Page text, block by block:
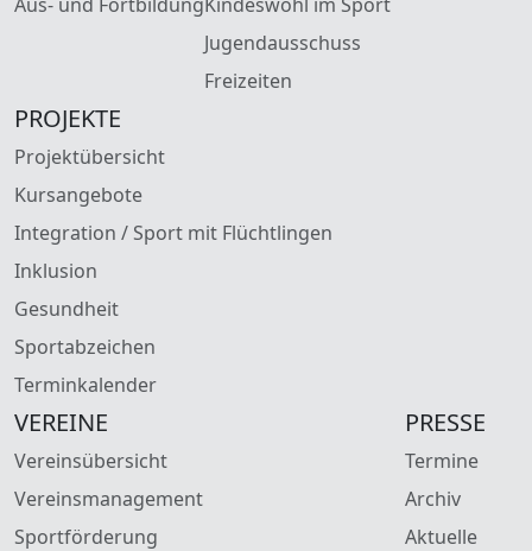
Jugendausschuss
Freizeiten
PROJEKTE
Projektübersicht
Kursangebote
Integration / Sport mit Flüchtlingen
Inklusion
Gesundheit
Sportabzeichen
Terminkalender
VEREINE
Vereinsübersicht
Vereinsmanagement
Sportförderung
PRESSE
Termine
Archiv
Aktuelle